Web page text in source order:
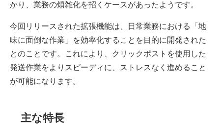
かり、業務の煩雑化を招くケースがあったようです。
今回リリースされた拡張機能は、日常業務における「地
味に面倒な作業」を効率化することを目的に開発された
とのことです。これにより、クリックポストを使用した
発送作業をよりスピーディに、ストレスなく進めること
が可能になります。
主な特長